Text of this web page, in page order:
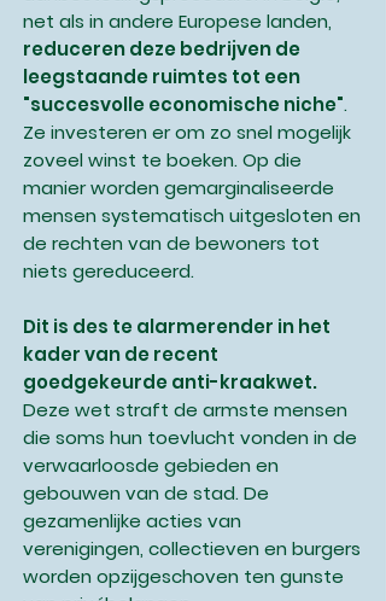
net als in andere Europese landen,
reduceren deze bedrijven de
leegstaande ruimtes tot een
"succesvolle economische niche".
Ze investeren er om zo snel mogelijk
zoveel winst te boeken. Op die
manier worden gemarginaliseerde
mensen systematisch uitgesloten en
de rechten van de bewoners tot
niets gereduceerd.
Dit is des te alarmerender in het
kader van de recent
goedgekeurde anti-kraakwet.
Deze wet straft de armste mensen
die soms hun toevlucht vonden in de
verwaarloosde gebieden en
gebouwen van de stad. De
gezamenlijke acties van
verenigingen, collectieven en burgers
worden opzijgeschoven ten gunste